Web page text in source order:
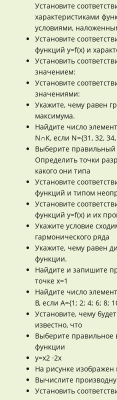
Установите
характеристиками
условиями,
Установите
функций y=f(x) и
Установить
значением:
Установите
значениями:
Укажите, чему равен
максимума.
Найдите число
N∩K, если N={31, 32,
Выберите правильный
Определить точки
какого они типа
Установите
функций и типом
Установите
функций y=f(x) и их
Укажите условие
гармонического ряда
Укажите, чему равен
функции.
Найдите и запишите
точке x=1
Найдите число
В, если А={1; 2; 4; 6; 8;
Установите, чему
известно, что
Выберите
функции
y=x2 ·2x
На рисунке
Вычислите
Установить